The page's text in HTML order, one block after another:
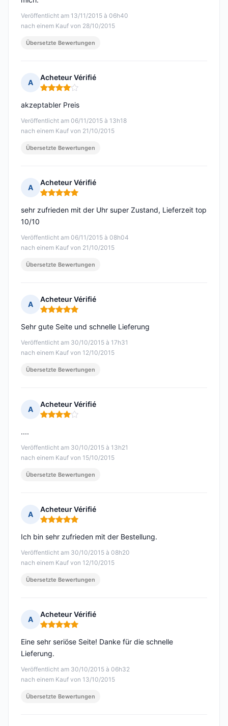
Veröffentlicht am 13/11/2015 à 06h40
nach einem Kauf von 28/10/2015
Übersetzte Bewertungen
A
Acheteur Vérifié
Hinweis: 4 von 5
Veröffentlicht am 06/11/2015 à 13h18
nach einem Kauf von 21/10/2015
akzeptabler Preis
Übersetzte Bewertungen
A
Acheteur Vérifié
Hinweis: 5 von 5
Veröffentlicht am 06/11/2015 à 08h04
nach einem Kauf von 21/10/2015
sehr zufrieden mit der Uhr super Zustand, Lieferzeit top
10/10
Übersetzte Bewertungen
A
Acheteur Vérifié
Hinweis: 5 von 5
Veröffentlicht am 30/10/2015 à 17h31
nach einem Kauf von 12/10/2015
Sehr gute Seite und schnelle Lieferung
Übersetzte Bewertungen
A
Acheteur Vérifié
Hinweis: 4 von 5
Veröffentlicht am 30/10/2015 à 13h21
nach einem Kauf von 15/10/2015
....
Übersetzte Bewertungen
A
Acheteur Vérifié
Hinweis: 5 von 5
Veröffentlicht am 30/10/2015 à 08h20
nach einem Kauf von 12/10/2015
Ich bin sehr zufrieden mit der Bestellung.
Übersetzte Bewertungen
A
Acheteur Vérifié
Hinweis: 5 von 5
Veröffentlicht am 30/10/2015 à 06h32
nach einem Kauf von 13/10/2015
Eine sehr seriöse Seite! Danke für die schnelle
Lieferung.
Übersetzte Bewertungen